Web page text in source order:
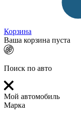
Корзина
Ваша корзина пуста
Поиск по авто
Мой автомобиль
Марка